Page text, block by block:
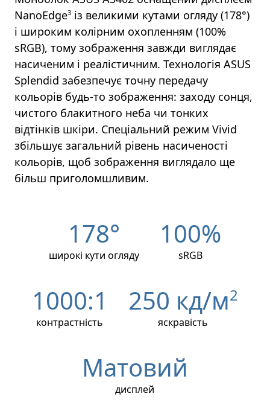
NanoEdge3 із великими кутами огляду (178°)
і широким колірним охопленням (100%
sRGB), тому зображення завжди виглядає
насиченим і реалістичним. Технологія ASUS
Splendid забезпечує точну передачу
кольорів будь-то зображення: заходу сонця,
чистого блакитного неба чи тонких
відтінків шкіри. Спеціальний режим Vivid
збільшує загальний рівень насиченості
кольорів, щоб зображення виглядало ще
більш приголомшливим.
178°
широкі кути огляду
100%
sRGB
1000:1
контрастність
250 кд/м2
яскравість
Матовий
дисплей